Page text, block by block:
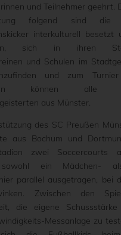
und Teilnehmer geehrt.
folgend sind die
interkulturell
sich in ihren
und Schulen im
und zum Turnier
können alle 12-
aus Münster.
des SC Preußen
aus Bochum und
zwei Soccercourts
sowohl ein Mädchen-
parallel ausgetragen, bei
Zwischen den
die eigene
Messanlage zu